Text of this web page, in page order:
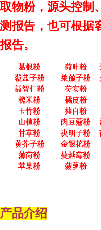
取物粉，源头控制
测报告，也可根据
报告。
产品介绍